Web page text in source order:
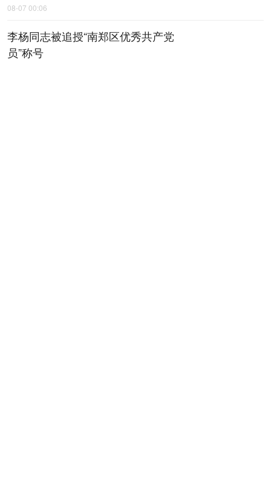
08-07 00:06
李杨同志被追授“南郑区优秀共产党
员”称号